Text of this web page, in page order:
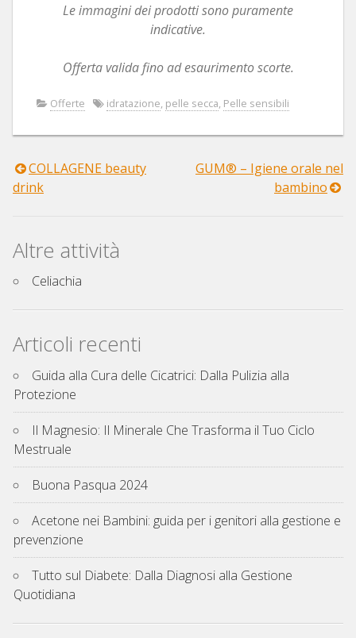
Le immagini dei prodotti sono puramente
indicative.
Offerta valida fino ad esaurimento scorte.
Offerte idratazione, pelle secca, Pelle sensibili
Navigazione
COLLAGENE beauty
drink
GUM® – Igiene orale nel
bambino
Altre attività
Celiachia
Articoli recenti
Guida alla Cura delle Cicatrici: Dalla Pulizia alla
Protezione
Il Magnesio: Il Minerale Che Trasforma il Tuo Ciclo
Mestruale
Buona Pasqua 2024
Acetone nei Bambini: guida per i genitori alla gestione e
prevenzione
Tutto sul Diabete: Dalla Diagnosi alla Gestione
Quotidiana